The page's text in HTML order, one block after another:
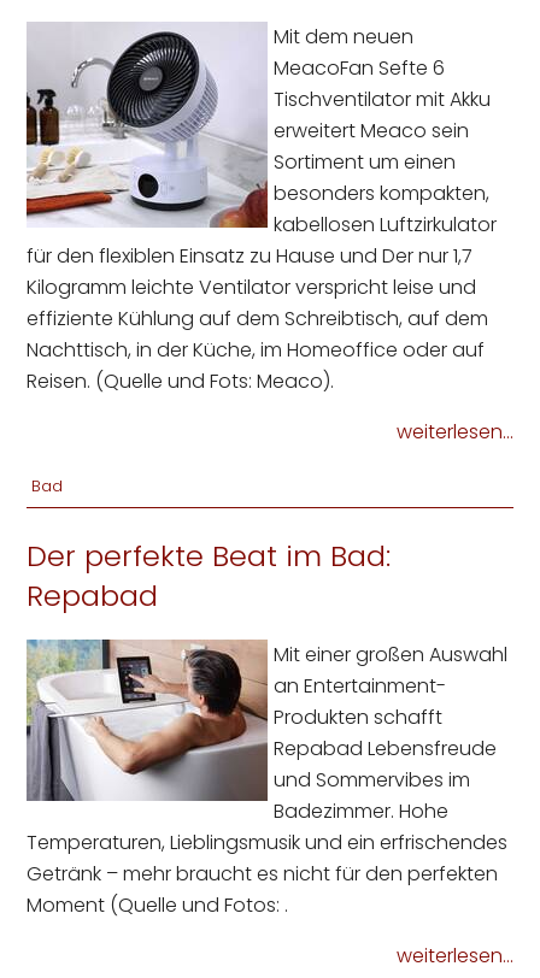
Mit dem neuen
MeacoFan Sefte 6
Tischventilator mit Akku
erweitert Meaco sein
Sortiment um einen
besonders kompakten,
kabellosen Luftzirkulator
für den flexiblen Einsatz zu Hause und Der nur 1,7
Kilogramm leichte Ventilator verspricht leise und
effiziente Kühlung auf dem Schreibtisch, auf dem
Nachttisch, in der Küche, im Homeoffice oder auf
Reisen. (Quelle und Fots: Meaco).
weiterlesen...
Bad
Der perfekte Beat im Bad:
Repabad
Mit einer großen Auswahl
an Entertainment-
Produkten schafft
Repabad Lebensfreude
und Sommervibes im
Badezimmer. Hohe
Temperaturen, Lieblingsmusik und ein erfrischendes
Getränk – mehr braucht es nicht für den perfekten
Moment (Quelle und Fotos: .
weiterlesen...